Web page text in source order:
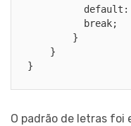
          default:
          break;
        }
    }
}
O padrão de letras foi